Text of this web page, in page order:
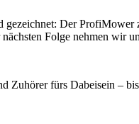
Der
Folge nehmen wir
Zuhörer fürs Dabeisein –